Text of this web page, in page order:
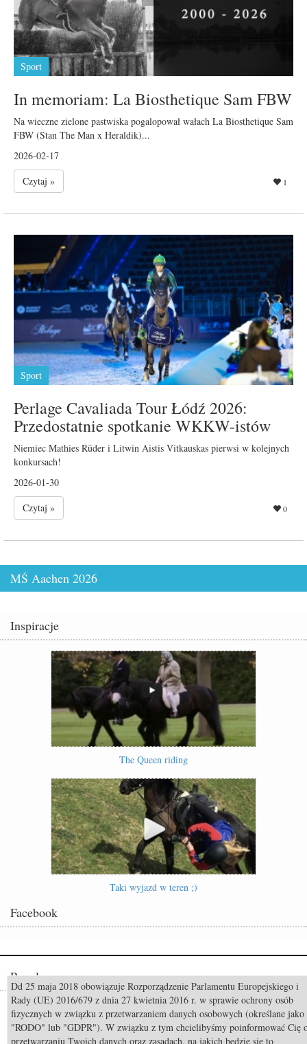
Sport
In memoriam: La Biosthetique Sam FBW
Na wieczne zielone pastwiska pogalopował wałach La Biosthetique Sam
FBW (Stan The Man x Heraldik)...
2026-02-17
Czytaj »
1
Sport
Perlage Cavaliada Tour Łódź 2026:
Przedostatnie spotkanie WKKW-istów
Niemiec Mathies Rüder i Litwin Aistis Vitkauskas pierwsi w kolejnych
konkursach!
2026-01-30
Czytaj »
0
MŚ Aachen 2026
Inspiracje
The Queen riding
Taki wyjazd w teren ;)
Facebook
Popularne
Odszedł Monty Roberts – człowiek, który nauczył świat słuchać koni
Constable FRH (Contendro I x Diarado) sprzedany do USA
Dd 25 maja 2018 obowiązuje Rozporządzenie Parlamentu Europejskiego i
Rady (UE) 2016/679 z dnia 27 kwietnia 2016 r. w sprawie ochrony osób
fizycznych w związku z przetwarzaniem danych osobowych (określane jako
"RODO" lub "GDPR"). W związku z tym chcielibyśmy poinformować Cię
przetwarzaniu Twoich danych oraz zasadach, na jakich będzie się to